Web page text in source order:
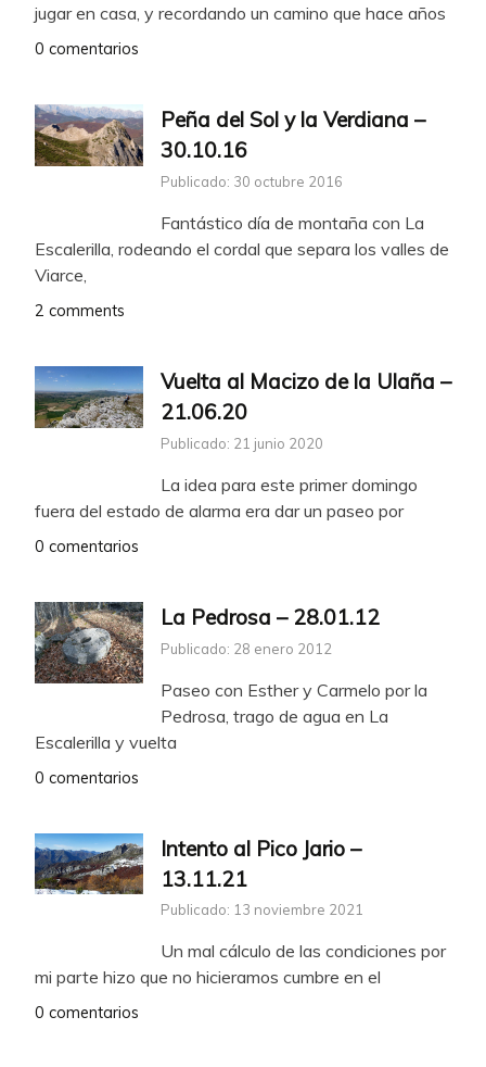
jugar en casa, y recordando un camino que hace años
0 comentarios
Peña del Sol y la Verdiana –
30.10.16
Publicado: 30 octubre 2016
Fantástico día de montaña con La
Escalerilla, rodeando el cordal que separa los valles de
Viarce,
2 comments
Vuelta al Macizo de la Ulaña –
21.06.20
Publicado: 21 junio 2020
La idea para este primer domingo
fuera del estado de alarma era dar un paseo por
0 comentarios
La Pedrosa – 28.01.12
Publicado: 28 enero 2012
Paseo con Esther y Carmelo por la
Pedrosa, trago de agua en La
Escalerilla y vuelta
0 comentarios
Intento al Pico Jario –
13.11.21
Publicado: 13 noviembre 2021
Un mal cálculo de las condiciones por
mi parte hizo que no hicieramos cumbre en el
0 comentarios